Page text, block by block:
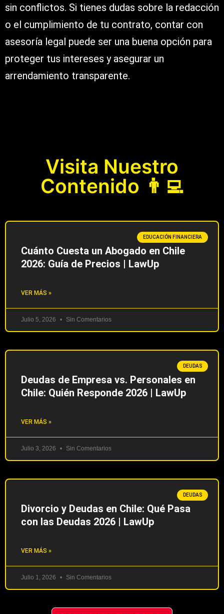
sin conflictos. Si tienes dudas sobre la redacción
o el cumplimiento de tu contrato, contar con
asesoría legal puede ser una buena opción para
proteger tus intereses y asegurar un
arrendamiento transparente.
Visita Nuestro
Contenido 👨‍💻
EDUCACIÓN FINANCIERA
Cuánto Cuesta un Abogado en Chile
2026: Guía de Precios | LawUp
VER MÁS »
Julio 5, 2026 Sin Comentarios
DEUDAS
Deudas de Empresa vs. Personales en
Chile: Quién Responde 2026 | LawUp
VER MÁS »
Julio 3, 2026 Sin Comentarios
DEUDAS
Divorcio y Deudas en Chile: Qué Pasa
con las Deudas 2026 | LawUp
VER MÁS »
Julio 1, 2026 Sin Comentarios